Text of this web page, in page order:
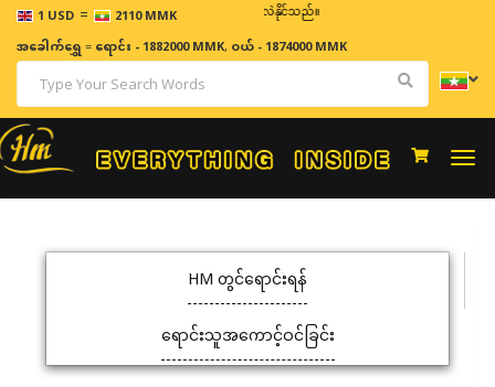
1 USD = 2110 MMK
ဈေးနှုန်းများသည် အချိန်နှင့် အမျှပြောင်းလဲနိုင်သည်။
အခေါက်ရွှေ=ရောင်း - 1882000 MMK, ဝယ် - 1874000 MMK
HM တွင်ရောင်းရန်
ရောင်းသူအကောင့်ဝင်ခြင်း